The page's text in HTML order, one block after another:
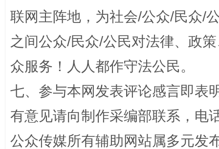
千年窑火 生生不息
联网主阵地，为社会/公众/民众/
之间公众/民众/公民对法律、政
众服务！人人都作守法公民。
七、参与本网发表评论感言即表
有意见请向制作采编部联系，电
公众传媒所有辅助网站属多元发